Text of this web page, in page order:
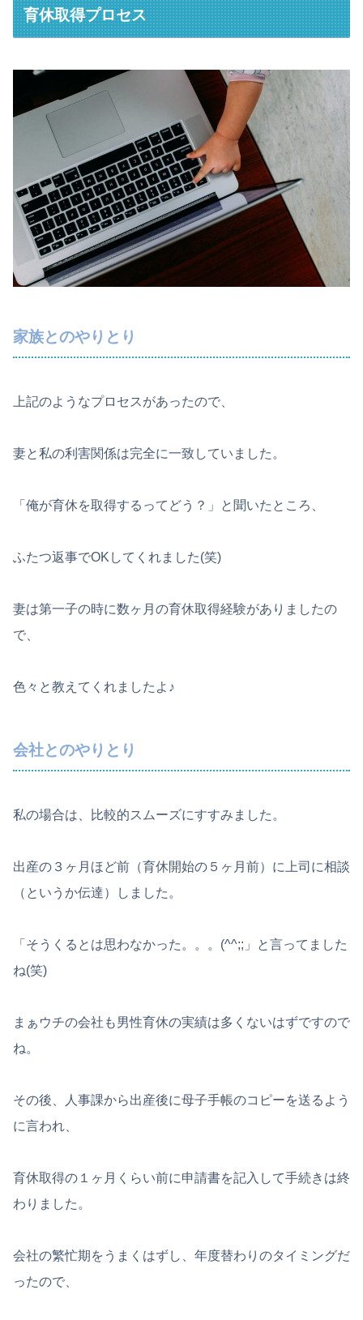
育休取得プロセス
家族とのやりとり
上記のようなプロセスがあったので、
妻と私の利害関係は完全に一致していました。
「俺が育休を取得するってどう？」と聞いたところ、
ふたつ返事でOKしてくれました(笑)
妻は第一子の時に数ヶ月の育休取得経験がありましたの
で、
色々と教えてくれましたよ♪
会社とのやりとり
私の場合は、比較的スムーズにすすみました。
出産の３ヶ月ほど前（育休開始の５ヶ月前）に上司に相談
（というか伝達）しました。
「そうくるとは思わなかった。。。(^^;;」と言ってました
ね(笑)
まぁウチの会社も男性育休の実績は多くないはずですので
ね。
その後、人事課から出産後に母子手帳のコピーを送るよう
に言われ、
育休取得の１ヶ月くらい前に申請書を記入して手続きは終
わりました。
会社の繁忙期をうまくはずし、年度替わりのタイミングだ
ったので、